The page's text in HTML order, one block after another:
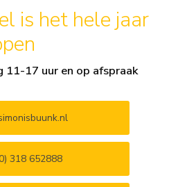
is het hele jaar
17 uur en op afspraak
318 652888